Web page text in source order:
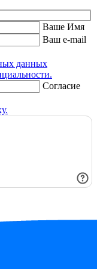
Ваше Имя
Ваш e-mail
данных
Согласие